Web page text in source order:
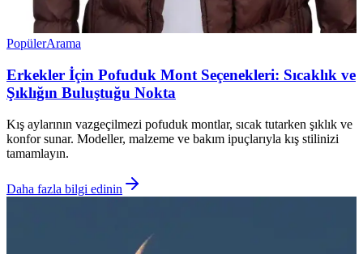
PopülerArama
Erkekler İçin Pofuduk Mont Seçenekleri: Sıcaklık ve
Şıklığın Buluştuğu Nokta
Kış aylarının vazgeçilmezi pofuduk montlar, sıcak tutarken şıklık ve
konfor sunar. Modeller, malzeme ve bakım ipuçlarıyla kış stilinizi
tamamlayın.
Daha fazla bilgi edinin